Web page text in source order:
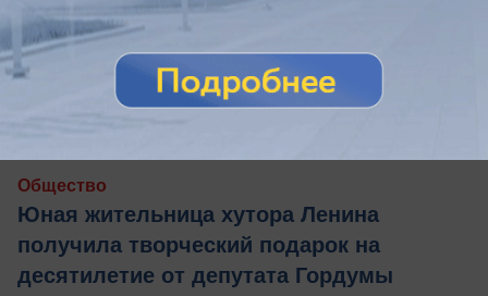
Общество
Юная жительница хутора Ленина
получила творческий подарок на
десятилетие от депутата Гордумы